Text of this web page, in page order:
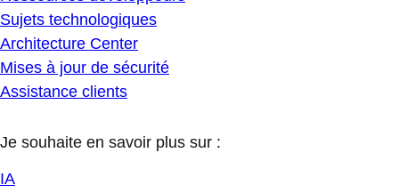
Sujets technologiques
Architecture Center
Mises à jour de sécurité
Assistance clients
Je souhaite en savoir plus sur :
IA